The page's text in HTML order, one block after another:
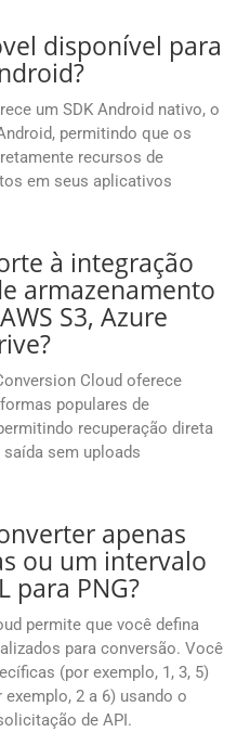
disponível para
um SDK Android nativo, o
permitindo que os
recursos de
em seus aplicativos
à integração
armazenamento
S3, Azure
Cloud oferece
populares de
recuperação direta
sem uploads
apenas
ou um intervalo
para PNG?
permite que você defina
para conversão. Você
(por exemplo, 1, 3, 5)
2 a 6) usando o
de API.